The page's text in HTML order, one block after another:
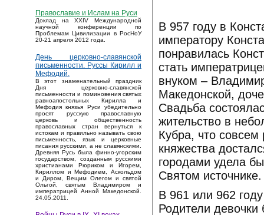
Православие и Ислам на Руси
Доклад на XXIV Международной
научной конференции по
Проблемам Цивилизации в РосНоУ
20-21 апреля 2012 года.
День церковно-славянской
письменности. Руссы Кирилл и
Мефодий.
В этот знаменательный праздник
Дня церковно-славянской
письменности и поминовения святых
равноапостольных Кирилла и
Мефодия князья Руси убедительно
просят русскую православную
церковь и общественность
православных стран вернуться к
истокам и правильно называть свою
письменность, язык и церковные
писания русскими, а не славянскими.
Древняя Русь была финно-угорским
государством, созданным русскими
христианами Рюриком и Игорем,
Кириллом и Мефодием, Аскольдом
и Диром, Вещим Олегом и святой
Ольгой, святым Владимиром и
императрицей Анной Македонской.
24.05.2011.
В 957 году в
императору
понравилась
стать
внуком –
Македонской,
Свадьба
жительство в
Кубра, что
княжества
городами удела
Святом источнике.
В 961 или 962
Родители